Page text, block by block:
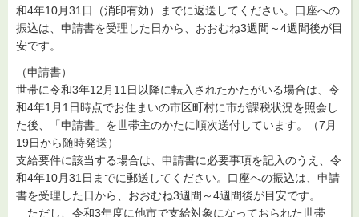
和4年10月31日（消印有効）までに返送してください。口座への
振込は、申請書を受理した日から、おおむね3週間～4週間後が目
安です。
（申請書）
世帯に令和3年12月11日以降に転入されたかたがいる場合は、令
和4年1月1日時点でお住まいの市区町村に市が課税状況を照会し
た後、「申請書」を世帯主のかたに順次送付しています。（7月
19日から随時発送）
支給要件に該当する場合は、申請書に必要事項を記入のうえ、令
和4年10月31日までに郵送してください。口座への振込は、申請
書を受理した日から、おおむね3週間～4週間後が目安です。
ただし、令和3年度に他市で支給対象になっておられた世帯